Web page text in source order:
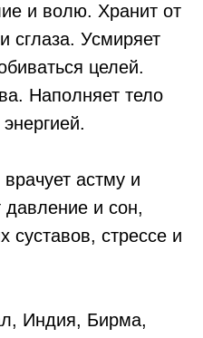
и волю. Хранит от
сглаза. Усмиряет
целей.
Наполняет тело
врачует астму и
давление и сон,
суставов, стрессе и
Индия, Бирма,